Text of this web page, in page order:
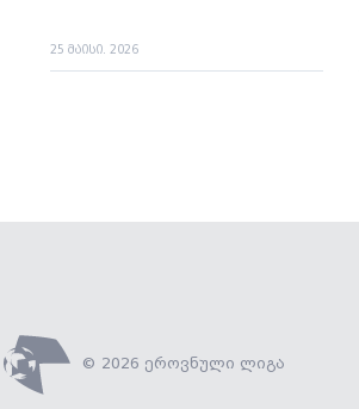
25 მაისი. 2026
© 2026 ეროვნული ლიგა